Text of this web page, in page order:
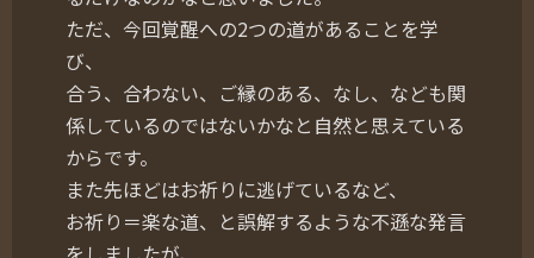
ただ、今回覚醒への2つの道があることを学
び、
合う、合わない、ご縁のある、なし、なども関
係しているのではないかなと自然と思えている
からです。
また先ほどはお祈りに逃げているなど、
お祈り＝楽な道、と誤解するような不遜な発言